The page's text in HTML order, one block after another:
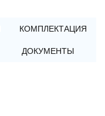
КОМПЛЕКТАЦИЯ
ДОКУМЕНТЫ